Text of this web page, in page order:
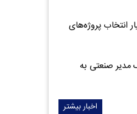
اعلام کرد: 5 معیار انتخاب پروژه‌های
مدیر صنعتی به
اخبار بیشتر